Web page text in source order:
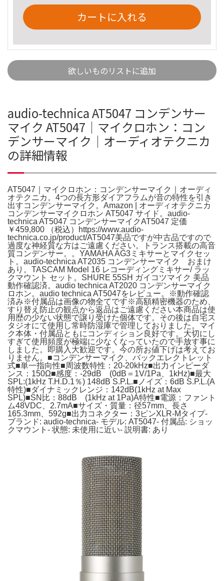
カートに入れる
欲しいものリストに追加
audio-technica AT5047 コンデンサー
マイク AT5047｜マイクロホン：コン
デンサーマイク｜オーディオテクニカ
の詳細情報
AT5047｜マイクロホン：コンデンサーマイク｜オーディ
オテクニカ。4つの長方形ダイアフラムが音の特性を引き
出すコンデンサーマイク。Amazon | オーディオテクニカ
コンデンサーマイクロホン AT5047 サイド。audio-
technica AT5047 コンデンサーマイクAT5047 定価
￥459,800 （税込）https://www.audio-
technica.co.jp/product/AT5047美品ですが中古品ですので
過度な神経質な方はご遠慮ください。トランス搭載の高音
質コンデンサー。。YAMAHA AG3ミキサーとマイクセッ
ト。audio-technica AT2035 コンデンサーマイク おまけ
あり。TASCAM Model 16 レコーディングミキサー/ ラッ
クマウント セット。SHURE 55SH ガイコツマイク 美品
動作確認済。audio technica AT2020 コンデンサーマイク
ロホン。audio technica AT5047をレビュー。※動作確認
済み※付属品は画像の物全てです※高額精密機器のため、
すり替え防止の観点から返品はご遠慮ください本商品は使
用歴の少ない状態で譲り受けた個体です。その後は自宅ス
タジオにて使用し常時防湿庫で管理しておりました。マイ
ク本体・付属品ともにコンディション良好です。大切にし
すぎて使用頻度が極端に少なくなっていたので手放す事に
しました。即購入大歓迎です。今の所お値下げは考えてお
りません。■コンデンサーマイク、バックエレクトレット
式■単一指向性■周波数特性：20-20kHz■出力インピーダ
ンス：150Ω■感度：-29dB (0dB＝1V/1Pa、1kHz)■最大
SPL:(1kHz T.H.D.1％) 148dB S.P.L.■ノイズ：6dB S.P.L.(A
特性)■ダイナミックレンジ：142dB(1kHz at Max
SPL)■SN比：88dB (1kHz at 1Pa)A特性■電源：ファント
ム48VDC、2.7mA■サイズ・質量：径57mm、長さ
165.3mm、592g■出力コネクター：3ピンXLR-Mタイプ-
ブランド: audio-technica- モデル: AT5047- 付属品: ショッ
クマウント- 状態: 未使用に近い- 説明書: あり